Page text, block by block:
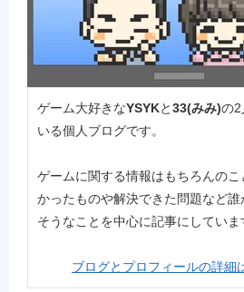
ゲーム大好きなYSYKと33(みみ)の2
いる個人ブログです。
ゲームに関する情報はもちろんのこ
かったものや解決できた問題など誰
そうなことを中心に記事にしていま
ブログとプロフィールの詳細